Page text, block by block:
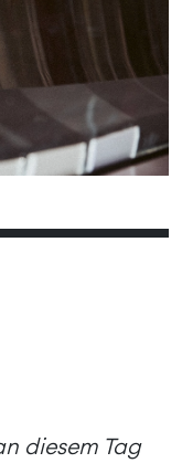
11
12
18
19
25
26
diesem Tag